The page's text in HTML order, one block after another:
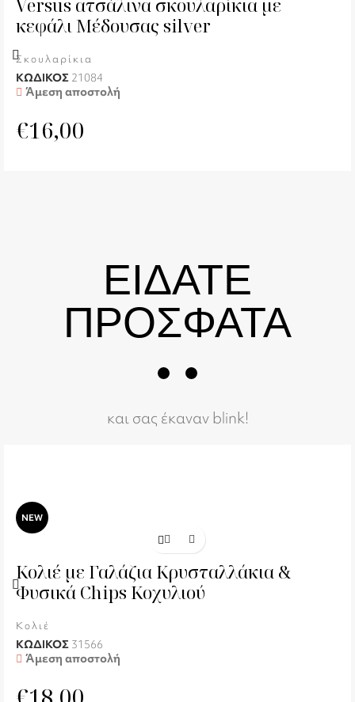
Versus ατσάλινα σκουλαρίκια με
κεφάλι Μέδουσας silver
Σκουλαρίκια
ΚΩΔΙΚΟΣ 21084
Άμεση αποστολή
€16,00
ΕΙΔΑΤΕ
ΠΡΟΣΦΑΤΑ
και σας έκαναν blink!
NEW
Κολιέ με Γαλάζια Κρυσταλλάκια &
Φυσικά Chips Κοχυλιού
Κολιέ
ΚΩΔΙΚΟΣ 31566
Άμεση αποστολή